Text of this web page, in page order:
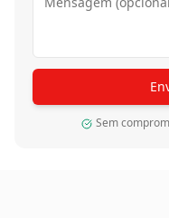
alta resistência e 2
ao desgaste e maior
madeira.
O sistema pronto
praticidade,Sem